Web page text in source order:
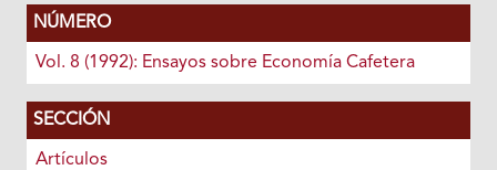
NÚMERO
Vol. 8 (1992): Ensayos sobre Economía Cafetera
SECCIÓN
Artículos